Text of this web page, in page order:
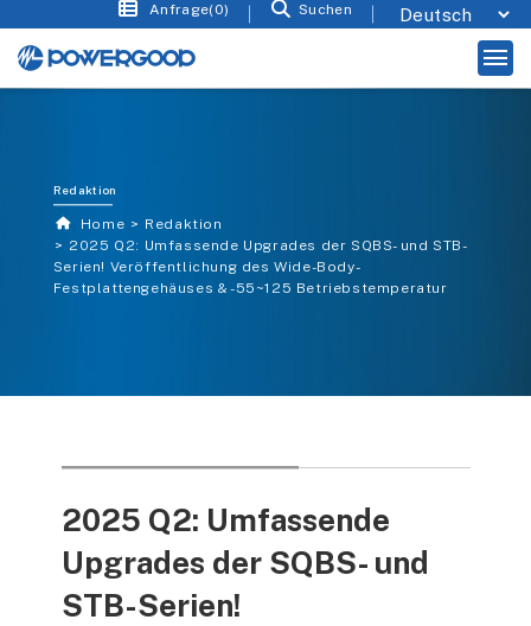
Anfrage(0) Suchen
Redaktion
Home
Redaktion
2025 Q2: Umfassende Upgrades der SQBS- und STB-
Serien! Veröffentlichung des Wide-Body-
Festplattengehäuses & -55~125 Betriebstemperatur
2025 Q2: Umfassende
Upgrades der SQBS- und
STB-Serien!